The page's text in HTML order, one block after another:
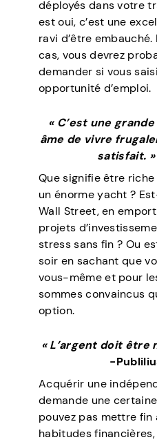
déployés dans votre
est oui, c’est une
ravi d’être
cas, vous devrez
demander si vous
opportunité d’emploi.
« C’est une
âme de vivre
satisfait. »
Que signifie être
un énorme yacht ?
Wall Street, en
projets
stress sans fin ? Ou
soir en sachant que
vous-même et pour
sommes convaincus
option.
« L’argent doit être
-
Acquérir une
demande une
pouvez pas mettre fin
habitudes financières,